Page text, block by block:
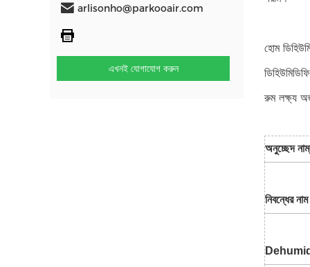
arlisonho@parkooair.com
এখনই যোগাযোগ করুন
হোম
রুম লক্ষ্য
অনুচ্ছেদ
নিবন্ধের নাম